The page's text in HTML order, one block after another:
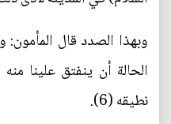
وبهذا الصدد قال
الحالة أن ينفتق علينا
نطيقه (6).